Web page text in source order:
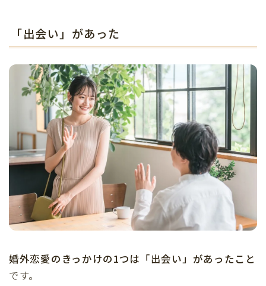
「出会い」があった
婚外恋愛のきっかけの1つは「出会い」があったこと
です。